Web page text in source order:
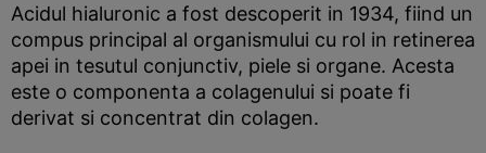
Acidul hialuronic a fost descoperit in 1934, fiind un
compus principal al organismului cu rol in retinerea
apei in tesutul conjunctiv, piele si organe. Acesta
este o componenta a colagenului si poate fi
derivat si concentrat din colagen.